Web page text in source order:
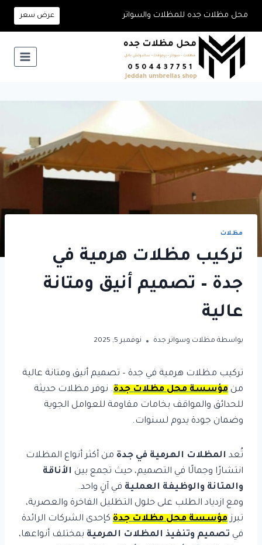
المحتوى
محل مظلات جده للمظلات والسواتر عرض سعر
مظلات
تركيب مظلات هرمية في
جدة – تصميم أنيق ومتانة
عالية
بواسطة مظلات وسواتر جدة نوفمبر 5, 2025
تركيب مظلات هرمية في جدة – تصميم أنيق ومتانة عالية
من مؤسسة محل مظلات جدة. نوفر مظلات حديثة
للحدائق والمواقف بخامات مقاومة للعوامل الجوية
وضمان جودة يدوم لسنوات.
تُعد المظلات الهرمية في جدة من أكثر أنواع المظلات
انتشارًا وجمالًا في التصميم، حيث تجمع بين الأناقة
والمتانة والوظيفة العملية في آنٍ واحد.
ومع ازدياد الطلب على حلول التظليل الفاخرة والعصرية،
تبرزمؤسسة محل مظلات جدة كإحدى الشركات الرائدة
في تصميم وتنفيذ المظلات الهرمية بمختلف أنواعها،